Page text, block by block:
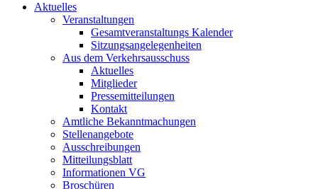
Aktuelles
Veranstaltungen
Gesamtveranstaltungs Kalender
Sitzungsangelegenheiten
Aus dem Verkehrsausschuss
Aktuelles
Mitglieder
Pressemitteilungen
Kontakt
Amtliche Bekanntmachungen
Stellenangebote
Ausschreibungen
Mitteilungsblatt
Informationen VG
Broschüren